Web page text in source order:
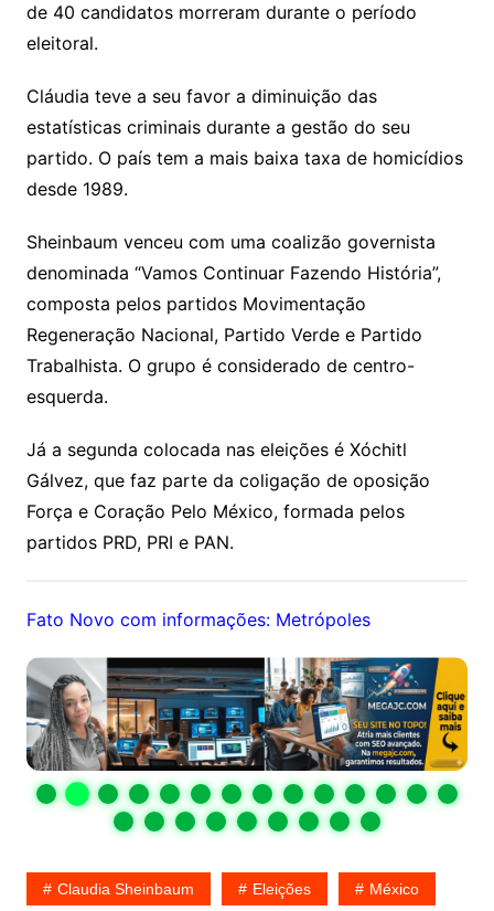
de 40 candidatos morreram durante o período
eleitoral.
Cláudia teve a seu favor a diminuição das
estatísticas criminais durante a gestão do seu
partido. O país tem a mais baixa taxa de homicídios
desde 1989.
Sheinbaum venceu com uma coalizão governista
denominada “Vamos Continuar Fazendo História”,
composta pelos partidos Movimentação
Regeneração Nacional, Partido Verde e Partido
Trabalhista. O grupo é considerado de centro-
esquerda.
Já a segunda colocada nas eleições é Xóchitl
Gálvez, que faz parte da coligação de oposição
Força e Coração Pelo México, formada pelos
partidos PRD, PRI e PAN.
Fato Novo com informações: Metrópoles
Claudia Sheinbaum Eleições México